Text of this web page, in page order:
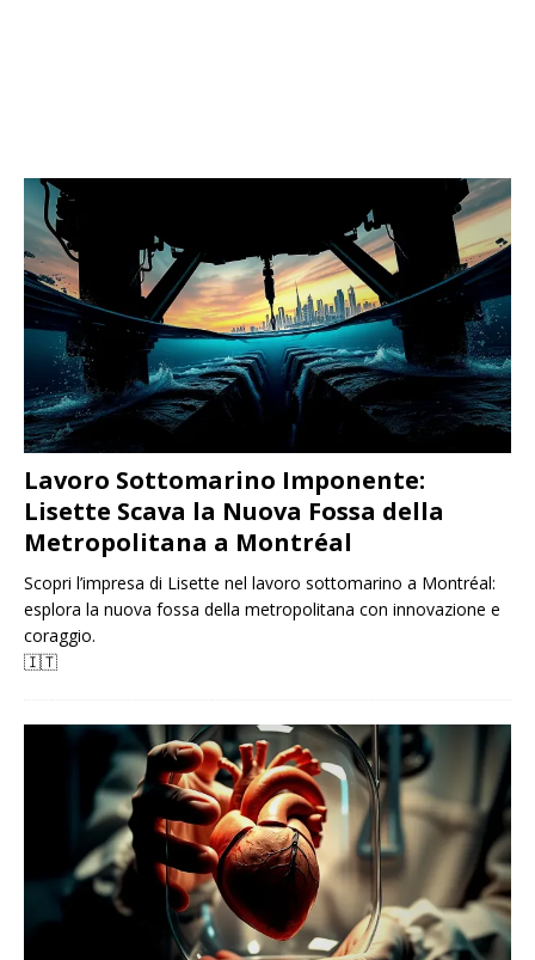
Lavoro Sottomarino Imponente:
Lisette Scava la Nuova Fossa della
Metropolitana a Montréal
Scopri l’impresa di Lisette nel lavoro sottomarino a Montréal:
esplora la nuova fossa della metropolitana con innovazione e
coraggio.
🇮🇹